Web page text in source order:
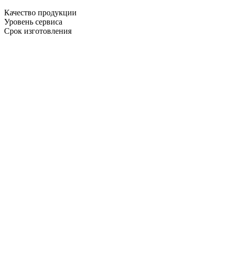
Качество продукции
Уровень сервиса
Срок изготовления